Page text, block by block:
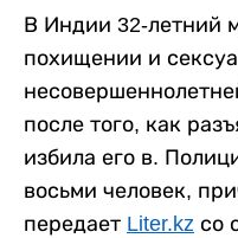
В Индии 32-летний
похищении и
после того, как
избила его в.
восьми человек,
передает Liter.kz со